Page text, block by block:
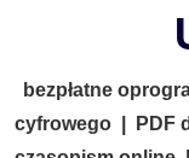
bezpłatne
cyfrowego| PDF